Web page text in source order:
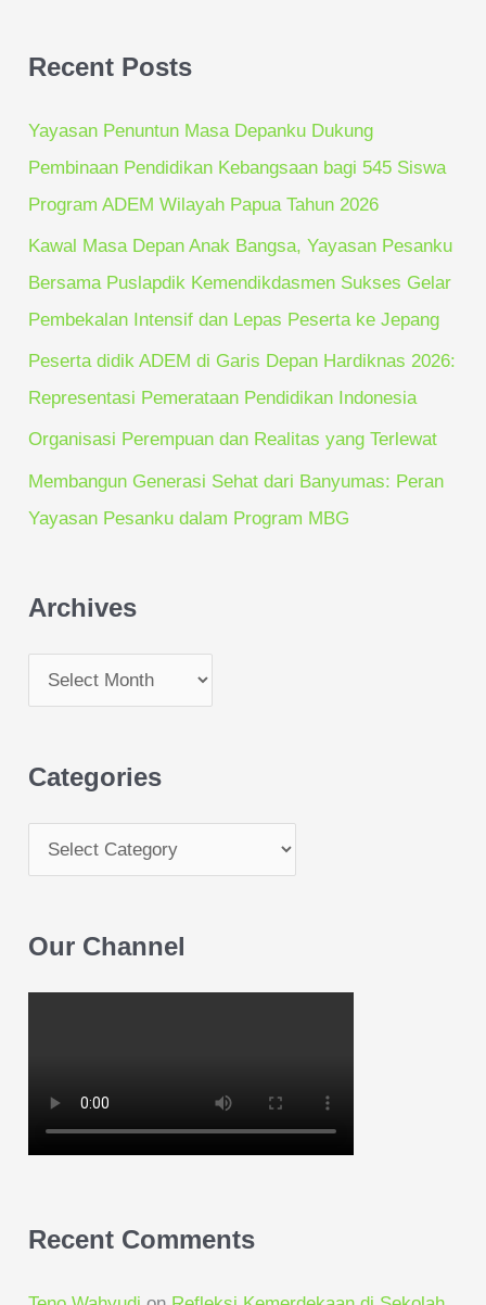
rRecent Posts
Yayasan Penuntun Masa Depanku Dukung
Pembinaan Pendidikan Kebangsaan bagi 545 Siswa
Program ADEM Wilayah Papua Tahun 2026
Kawal Masa Depan Anak Bangsa, Yayasan Pesanku
Bersama Puslapdik Kemendikdasmen Sukses Gelar
Pembekalan Intensif dan Lepas Peserta ke Jepang
Peserta didik ADEM di Garis Depan Hardiknas 2026:
Representasi Pemerataan Pendidikan Indonesia
Organisasi Perempuan dan Realitas yang Terlewat
Membangun Generasi Sehat dari Banyumas: Peran
Yayasan Pesanku dalam Program MBG
Archives
Categories
Our Channel
Recent Comments